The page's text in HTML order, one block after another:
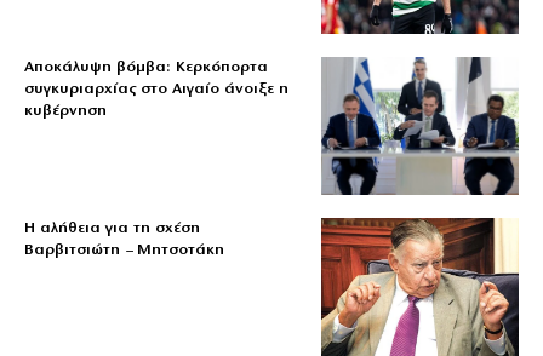
Αποκάλυψη βόμβα: Κερκόπορτα
συγκυριαρχίας στο Αιγαίο άνοιξε η
κυβέρνηση
Η αλήθεια για τη σχέση
Βαρβιτσιώτη – Μητσοτάκη